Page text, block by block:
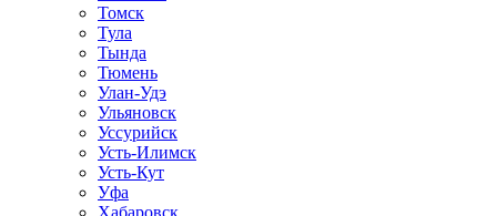
Томск
Тула
Тында
Тюмень
Улан-Удэ
Ульяновск
Уссурийск
Усть-Илимск
Усть-Кут
Уфа
Хабаровск